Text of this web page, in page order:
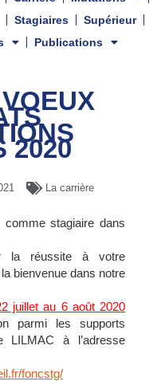
Stagiaires
Supérieur
Publications
2020
La carrière
comme stagiaire dans
la réussite à votre
bienvenue dans notre
juillet au 6 août 2020
parmi les supports
LILMAC à l’adresse
foncstg/